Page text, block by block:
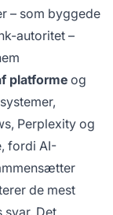
og
med
hvilket
af autoritet
– som byggede
autoritet –
platformeog
Perplexity og
fordi AI-
de mest
Det